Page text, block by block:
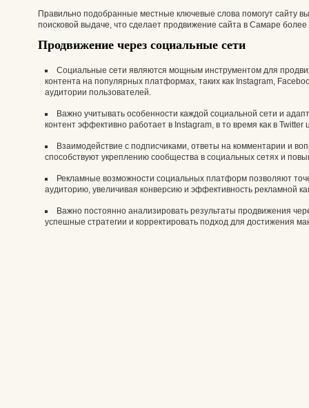
Правильно подобранные местные ключевые слова помогут сайту
поисковой выдаче, что сделает продвижение сайта в Самаре
Продвижение через социальные сети
Социальные сети являются мощным инструментом для
контента на популярных платформах, таких как Instagram,
аудитории пользователей.
Важно учитывать особенности каждой социальной сети и
контент эффективно работает в Instagram, в то время как в Twitter
Взаимодействие с подписчиками, ответы на комментарии и
способствуют укреплению сообщества в социальных сетях и
Рекламные возможности социальных платформ позволяют
аудиторию, увеличивая конверсию и эффективность рекламной
Важно постоянно анализировать результаты продвижения
успешные стратегии и корректировать подход для достижения